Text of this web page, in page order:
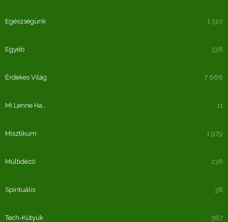
Egészségünk 1 310
Egyéb 338
Érdekes Világ 7 666
Mi Lenne Ha… 11
Misztikum 1 979
Múltidéző 236
Spirituális 38
Tech-Kütyük 387